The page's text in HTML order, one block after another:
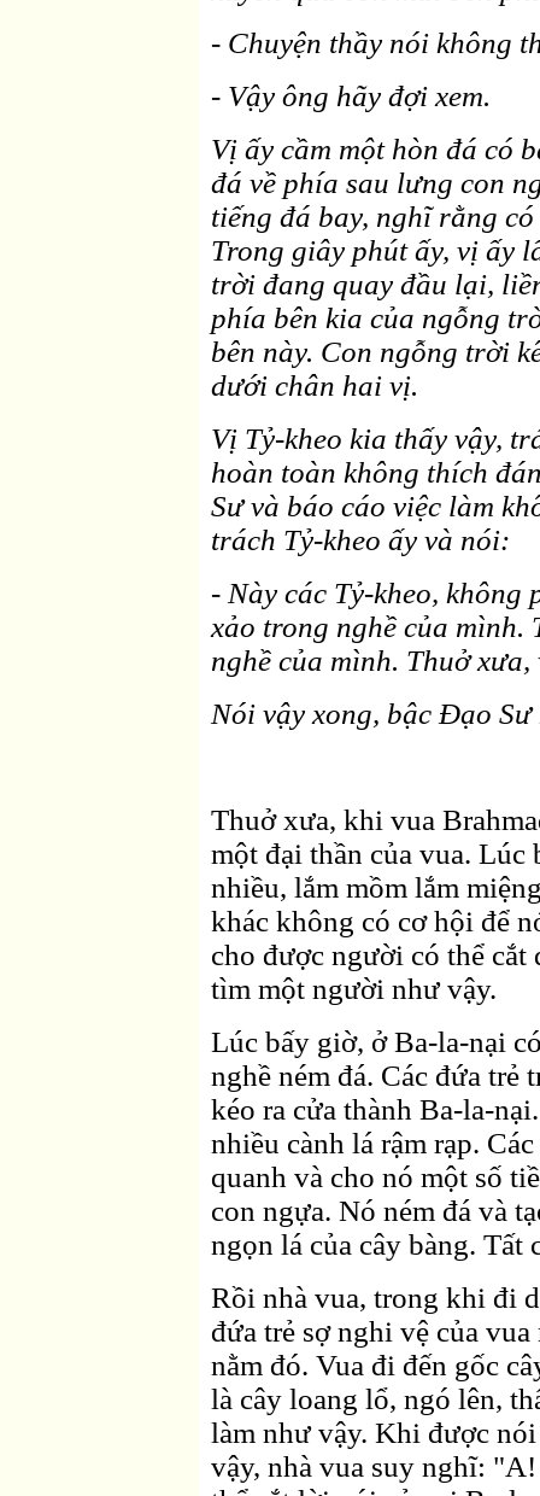
- Chuyện thầy nói không
- Vậy ông hãy đợi xem.
Vị ấy cầm một hòn đá có
đá về phía sau lưng con
tiếng đá bay, nghĩ rằng
Trong giây phút ấy, vị ấy
trời đang quay đầu lại,
phía bên kia của ngỗng
bên này. Con ngỗng trời
dưới chân hai vị.
Vị Tỷ-kheo kia thấy vậy,
hoàn toàn không thích
Sư và báo cáo việc làm
trách Tỷ-kheo ấy và nói:
- Này các Tỷ-kheo, không
xảo trong nghề của mình.
nghề của mình. Thuở
Nói vậy xong, bậc Ðạo Sư
Thuở xưa, khi vua
một đại thần của vua.
nhiều, lắm mồm lắm
khác không có cơ hội để
cho được người có thể
tìm một người như vậy.
Lúc bấy giờ, ở Ba-la-nại
nghề ném đá. Các đứa trẻ
kéo ra cửa thành Ba-la-
nhiều cành lá rậm rạp.
quanh và cho nó một số
con ngựa. Nó ném đá và
ngọn lá của cây bàng. Tất
Rồi nhà vua, trong khi đi
đứa trẻ sợ nghi vệ của
nằm đó. Vua đi đến gốc
là cây loang lổ, ngó lên,
làm như vậy. Khi được
vậy, nhà vua suy nghĩ: